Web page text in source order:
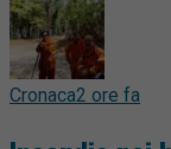
Cronaca2 ore fa